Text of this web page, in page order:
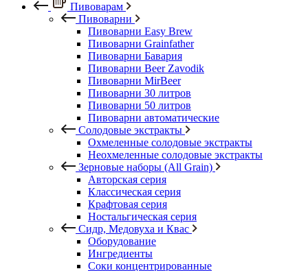
Пивоварам
Пивоварни
Пивоварни Easy Brew
Пивоварни Grainfather
Пивоварни Бавария
Пивоварни Beer Zavodik
Пивоварни MirBeer
Пивоварни 30 литров
Пивоварни 50 литров
Пивоварни автоматические
Солодовые экстракты
Охмеленные солодовые экстракты
Неохмеленные солодовые экстракты
Зерновые наборы (All Grain)
Авторская серия
Классическая серия
Крафтовая серия
Ностальгическая серия
Сидр, Медовуха и Квас
Оборудование
Ингредиенты
Соки концентрированные